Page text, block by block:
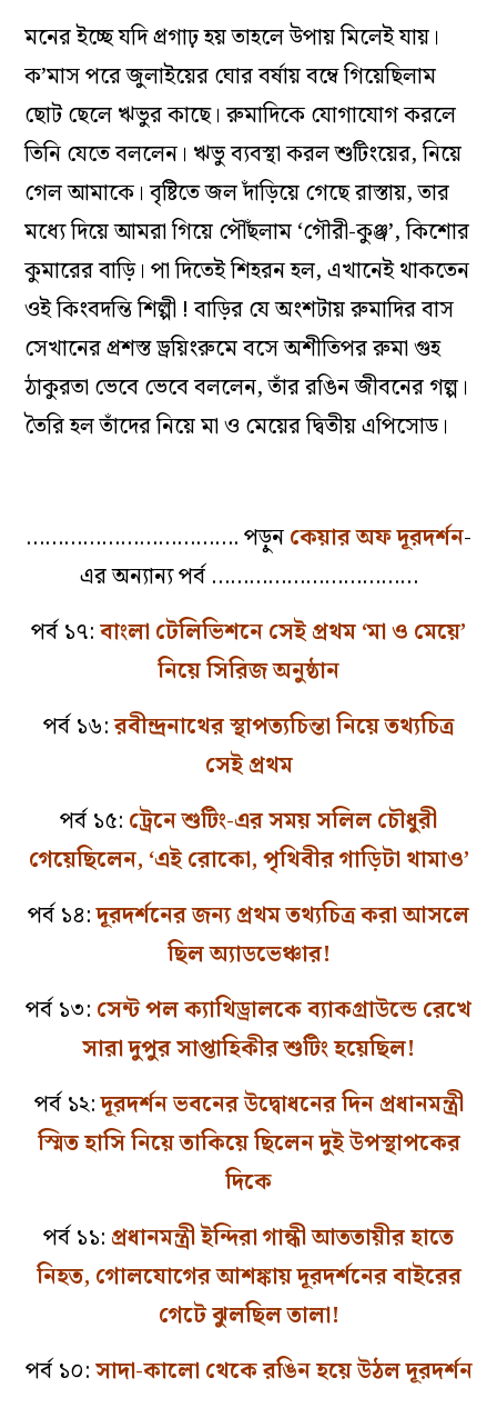
মনের ইচ্ছে যদি প্রগাঢ় হয় তাহলে উপায় মিলেই যায়।
ক’মাস পরে জুলাইয়ের ঘোর বর্ষায় বম্বে গিয়েছিলাম
ছোট ছেলে ঋভুর কাছে। রুমাদিকে যোগাযোগ করলে
তিনি যেতে বললেন। ঋভু ব্যবস্থা করল শুটিংয়ের, নিয়ে
গেল আমাকে। বৃষ্টিতে জল দাঁড়িয়ে গেছে রাস্তায়, তার
মধ্যে দিয়ে আমরা গিয়ে পৌঁছলাম ‘গৌরী-কুঞ্জ’, কিশোর
কুমারের বাড়ি। পা দিতেই শিহরন হল, এখানেই থাকতেন
ওই কিংবদন্তি শিল্পী ! বাড়ির যে অংশটায় রুমাদির বাস
সেখানের প্রশস্ত ড্রয়িংরুমে বসে অশীতিপর রুমা গুহ
ঠাকুরতা ভেবে ভেবে বললেন, তাঁর রঙিন জীবনের গল্প।
তৈরি হল তাঁদের নিয়ে মা ও মেয়ের দ্বিতীয় এপিসোড।
……………………………. পড়ুনকেয়ার অফ দূরদর্শন-
এর অন্যান্য পর্ব ……………………………
পর্ব ১৭:বাংলা টেলিভিশনে সেই প্রথম ‘মা ও মেয়ে’
নিয়ে সিরিজ অনুষ্ঠান
পর্ব ১৬:রবীন্দ্রনাথের স্থাপত্যচিন্তা নিয়ে তথ্যচিত্র
সেই প্রথম
পর্ব ১৫: ট্রেনে শুটিং-এর সময় সলিল চৌধুরী
গেয়েছিলেন, ‘এই রোকো, পৃথিবীর গাড়িটা থামাও’
পর্ব ১৪:দূরদর্শনের জন্য প্রথম তথ্যচিত্র করা আসলে
ছিল অ্যাডভেঞ্চার!
পর্ব ১৩: সেন্ট পল ক্যাথিড্রালকে ব্যাকগ্রাউন্ডে রেখে
সারা দুপুর সাপ্তাহিকীর শুটিং হয়েছিল!
পর্ব ১২:দূরদর্শন ভবনের উদ্বোধনের দিন প্রধানমন্ত্রী
স্মিত হাসি নিয়ে তাকিয়ে ছিলেন দুই উপস্থাপকের
দিকে
পর্ব ১১: প্রধানমন্ত্রী ইন্দিরা গান্ধী আততায়ীর হাতে
নিহত, গোলযোগের আশঙ্কায় দূরদর্শনের বাইরের
গেটে ঝুলছিল তালা!
পর্ব ১০:সাদা-কালো থেকে রঙিন হয়ে উঠল দূরদর্শন